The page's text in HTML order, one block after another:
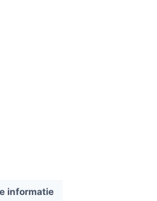
informatie